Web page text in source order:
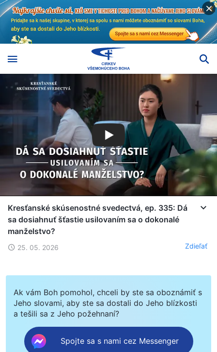
Kresťanské skúsenostné svedectvá, ep. 335: Dá
sa dosiahnuť šťastie usilovaním sa o dokonalé
manželstvo?
25. 05. 2026 Zdieľať
Ak vám Boh pomohol, chceli by ste sa oboznámiť s
Jeho slovami, aby ste sa dostali do Jeho blízkosti
a tešili sa z Jeho požehnaní?
Spojte sa s nami cez Messenger